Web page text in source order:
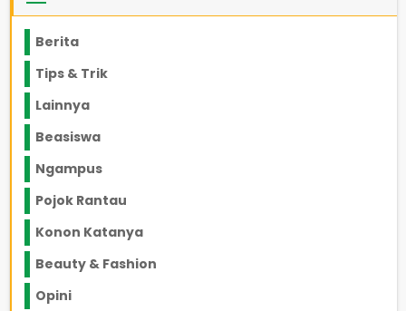
Berita
Tips & Trik
Lainnya
Beasiswa
Ngampus
Pojok Rantau
Konon Katanya
Beauty & Fashion
Opini